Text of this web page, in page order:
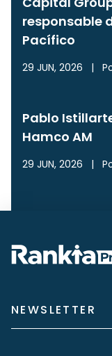
responsable
Pacífico
29 JUN, 2026 |
Pablo
Hamco AM
29 JUN, 2026 |
NEWSLETTER